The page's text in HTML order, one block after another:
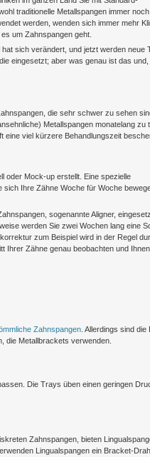
traditionelle Metallspangen immer
werden, wenden sich immer mehr
um Zahnspangen geht.
sich verändert, und jetzt werden neue
eingesetzt; aber was genau ist das
die sehr schwer zu sehen
Metallspangen monatelang zu
eine viel kürzere Behandlungszeit
oder Mock-up erstellt. Eine spezielle
Ihre Zähne Woche für Woche
sogenannte Aligner,
werden Sie zwei Wochen lang eine
zum Beispiel wird in der Regel
Zähne genau beobachten und Ihnen
Zahnspangen . Allerdings sind
die Metallbrackets verwenden.
Die Trays üben einen geringen
Zahnspangen, bieten
Lingualspangen ein Bracket-